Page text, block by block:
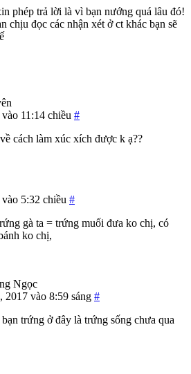
phép trả lời là vì bạn nướng quá lâu đó!
chịu đọc các nhận xét ở ct khác bạn sẽ
11:14 chiều #
cách làm xúc xích được k ạ??
5:32 chiều #
gà ta = trứng muối đưa ko chị, có
ko chị,
Ngọc
2017 vào 8:59 sáng #
trứng ở đây là trứng sống chưa qua